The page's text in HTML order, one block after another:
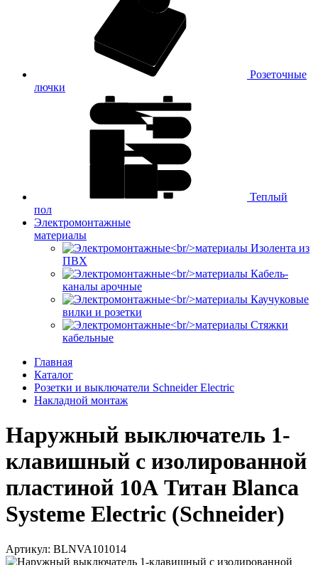
Розеточные
лючки
Теплый
пол
Электромонтажные
материалы
Изолента из
ПВХ
Кабель-
каналы арочные
Каучуковые
вилки и розетки
Стяжки
кабельные
Главная
Каталог
Розетки и выключатели Schneider Electric
Накладной монтаж
Наружный выключатель 1-
клавишный с изолированной
пластиной 10А Титан Blanca
Systeme Electric (Schneider)
Артикул: BLNVA101014